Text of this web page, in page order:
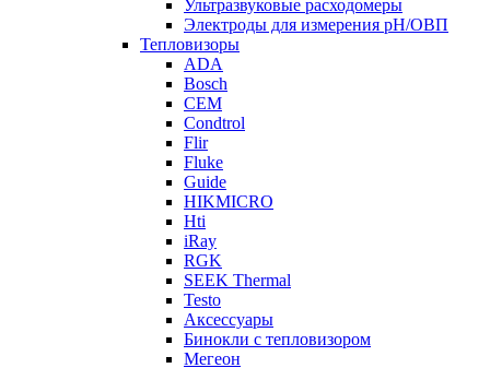
Ультразвуковые расходомеры
Электроды для измерения рH/ОВП
Тепловизоры
ADA
Bosch
CEM
Condtrol
Flir
Fluke
Guide
HIKMICRO
Hti
iRay
RGK
SEEK Thermal
Testo
Аксессуары
Бинокли с тепловизором
Мегеон